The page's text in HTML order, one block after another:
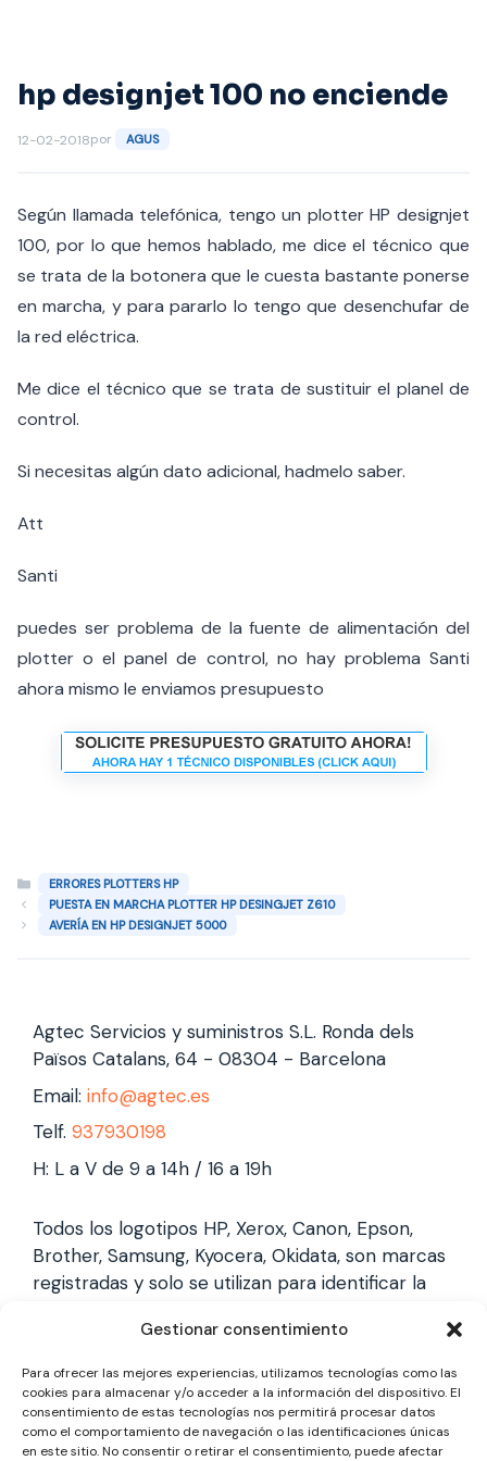
Gestionar consentimiento
Para ofrecer las mejores experiencias, utilizamos tecnologías como las
cookies para almacenar y/o acceder a la información del dispositivo. El
consentimiento de estas tecnologías nos permitirá procesar datos
como el comportamiento de navegación o las identificaciones únicas
en este sitio. No consentir o retirar el consentimiento, puede afectar
hp designjet 100 no enciende
12-02-2018por AGUS
Según llamada telefónica, tengo un plotter HP designjet
100, por lo que hemos hablado, me dice el técnico que
se trata de la botonera que le cuesta bastante ponerse
en marcha, y para pararlo lo tengo que desenchufar de
la red eléctrica.
Me dice el técnico que se trata de sustituir el planel de
control.
Si necesitas algún dato adicional, hadmelo saber.
Att
Santi
puedes ser problema de la fuente de alimentación del
plotter o el panel de control, no hay problema Santi
ahora mismo le enviamos presupuesto
Categorías
ERRORES PLOTTERS HP
PUESTA EN MARCHA PLOTTER HP DESINGJET Z610
AVERÍA EN HP DESIGNJET 5000
Agtec Servicios y suministros S.L. Ronda dels
Països Catalans, 64 - 08304 - Barcelona
Email: info@agtec.es
Telf. 937930198
H: L a V de 9 a 14h / 16 a 19h
Todos los logotipos HP, Xerox, Canon, Epson,
Brother, Samsung, Kyocera, Okidata, son marcas
registradas y solo se utilizan para identificar la
marcas, y solo reparamos impresoras laser,
somos un servicio técnico especializado y
totalmente independiente.